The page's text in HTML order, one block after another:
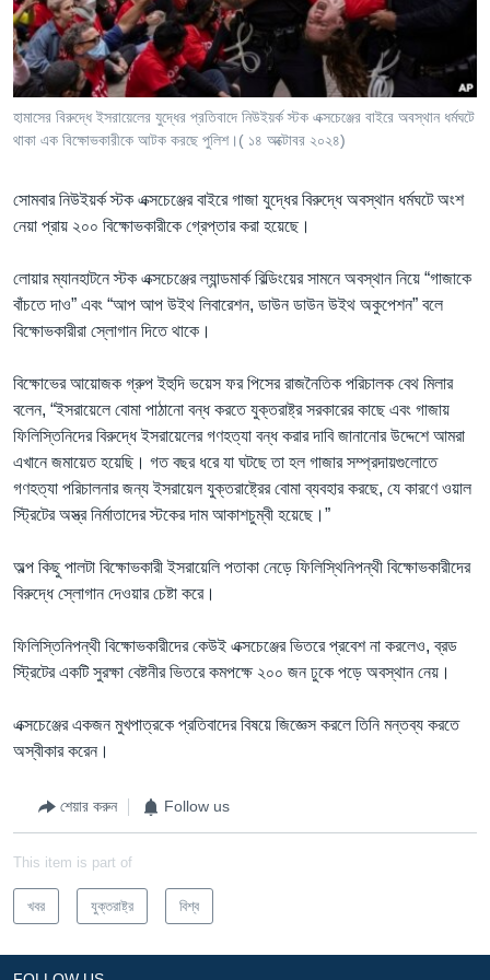
Learning English
FOLLOW US
অন্য ভাষায় ওয়েব সাইট
হামাসের বিরুদ্ধে ইসরায়েলের যুদ্ধের প্রতিবাদে নিউইয়র্ক স্টক এক্সচেঞ্জের বাইরে অবস্থান ধর্মঘটে
থাকা এক বিক্ষোভকারীকে আটক করছে পুলিশ।( ১৪ অক্টোবর ২০২৪)
সোমবার নিউইয়র্ক স্টক এক্সচেঞ্জের বাইরে গাজা যুদ্ধের বিরুদ্ধে অবস্থান ধর্মঘটে অংশ
নেয়া প্রায় ২০০ বিক্ষোভকারীকে গ্রেপ্তার করা হয়েছে।
লোয়ার ম্যানহাটনে স্টক এক্সচেঞ্জের ল্যান্ডমার্ক বিল্ডিংয়ের সামনে অবস্থান নিয়ে “গাজাকে
বাঁচতে দাও” এবং “আপ আপ উইথ লিবারেশন, ডাউন ডাউন উইথ অকুপেশন” বলে
বিক্ষোভকারীরা স্লোগান দিতে থাকে।
বিক্ষোভের আয়োজক গ্রুপ ইহুদি ভয়েস ফর পিসের রাজনৈতিক পরিচালক বেথ মিলার
বলেন, “ইসরায়েলে বোমা পাঠানো বন্ধ করতে যুক্তরাষ্ট্র সরকারের কাছে এবং গাজায়
ফিলিস্তিনিদের বিরুদ্ধে ইসরায়েলের গণহত্যা বন্ধ করার দাবি জানানোর উদ্দেশে আমরা
এখানে জমায়েত হয়েছি। গত বছর ধরে যা ঘটছে তা হল গাজার সম্প্রদায়গুলোতে
গণহত্যা পরিচালনার জন্য ইসরায়েল যুক্তরাষ্ট্রের বোমা ব্যবহার করছে, যে কারণে ওয়াল
স্ট্রিটের অস্ত্র নির্মাতাদের স্টকের দাম আকাশচুম্বী হয়েছে।”
অল্প কিছু পালটা বিক্ষোভকারী ইসরায়েলি পতাকা নেড়ে ফিলিস্থিনিপন্থী বিক্ষোভকারীদের
বিরুদ্ধে স্লোগান দেওয়ার চেষ্টা করে।
ফিলিস্তিনিপন্থী বিক্ষোভকারীদের কেউই এক্সচেঞ্জের ভিতরে প্রবেশ না করলেও, ব্রড
স্ট্রিটের একটি সুরক্ষা বেষ্টনীর ভিতরে কমপক্ষে ২০০ জন ঢুকে পড়ে অবস্থান নেয়।
এক্সচেঞ্জের একজন মুখপাত্রকে প্রতিবাদের বিষয়ে জিজ্ঞেস করলে তিনি মন্তব্য করতে
অস্বীকার করেন।
শেয়ার করুন Follow us
This item is part of
খবর যুক্তরাষ্ট্র বিশ্ব